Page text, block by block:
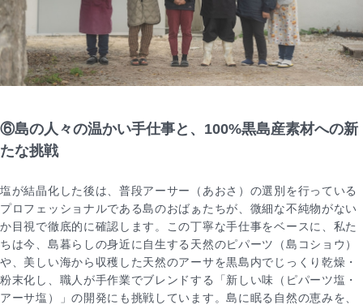
⑥島の人々の温かい手仕事と、100%黒島産素材への新
たな挑戦
塩が結晶化した後は、普段アーサー（あおさ）の選別を行っている
プロフェッショナルである島のおばぁたちが、微細な不純物がない
か目視で徹底的に確認します。この丁寧な手仕事をベースに、私た
ちは今、島暮らしの身近に自生する天然のピパーツ（島コショウ）
や、美しい海から収穫した天然のアーサを黒島内でじっくり乾燥・
粉末化し、職人が手作業でブレンドする「新しい味（ピパーツ塩・
アーサ塩）」の開発にも挑戦しています。島に眠る自然の恵みを、